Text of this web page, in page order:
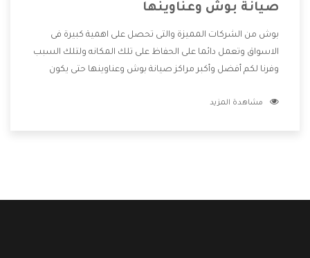
صيانة بوش وعناوينها
بوش من الشركات المميزة والتى تحصل على اهمية كبيرة فى
الاسواق وتعمل دائما على الحفاظ على تلك المكانه ولتلك السبب
وفرنا لكم أفضل وأكبر مراكز صيانة بوش وعناوينها حتى يكون
دون اى ازعاج كما أننا نهتم بكل ما يحتاجه المستهلك لكى نحافظ
مشاهدة المزيد